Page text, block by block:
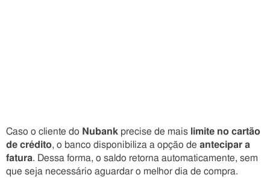
Caso o cliente do Nubank precise de mais limite no cartão
de crédito, o banco disponibiliza a opção de antecipar a
fatura. Dessa forma, o saldo retorna automaticamente, sem
que seja necessário aguardar o melhor dia de compra.